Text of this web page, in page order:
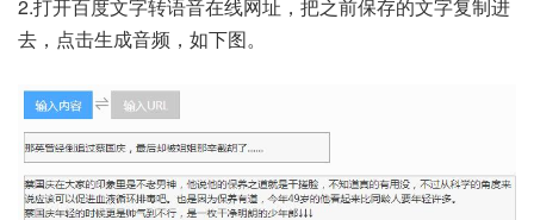
2.打开百度文字转语音在线网址，把之前保存的文字复制进
去，点击生成音频，如下图。